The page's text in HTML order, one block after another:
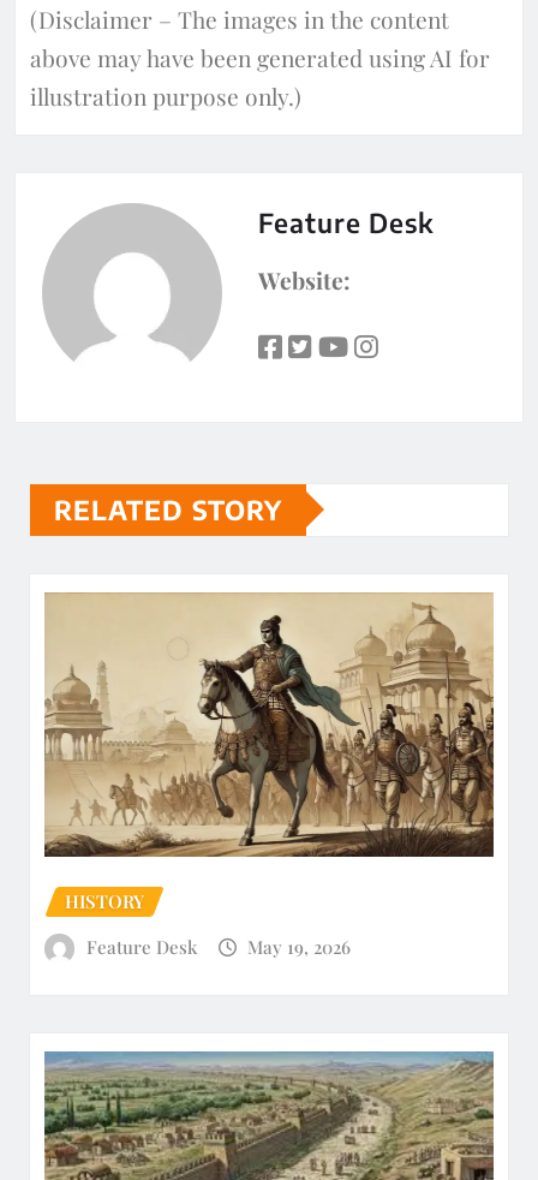
(Disclaimer – The images in the content
above may have been generated using AI for
illustration purpose only.)
Feature Desk
Website:
RELATED STORY
HISTORY
Feature Desk
May 19, 2026